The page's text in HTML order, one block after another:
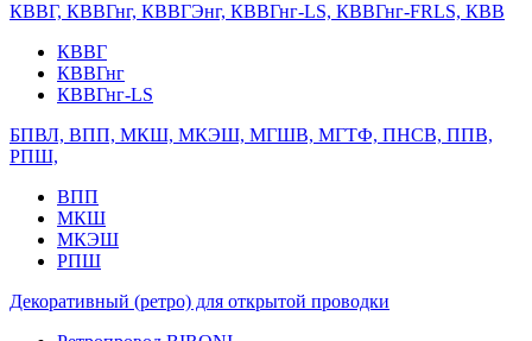
КВВГ, КВВГнг, КВВГЭнг, КВВГнг-LS, КВВГнг-FRLS, КВВ
КВВГ
КВВГнг
КВВГнг-LS
БПВЛ, ВПП, МКШ, МКЭШ, МГШВ, МГТФ, ПНСВ, ППВ,
РПШ,
ВПП
МКШ
МКЭШ
РПШ
Декоративный (ретро) для открытой проводки